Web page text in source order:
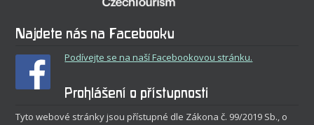
Najdete nás na Facebooku
Podívejte se na naší Facebookovou stránku.
Prohlášení o přístupnosti
Tyto webové stránky jsou přístupné dle Zákona č. 99/2019 Sb., o